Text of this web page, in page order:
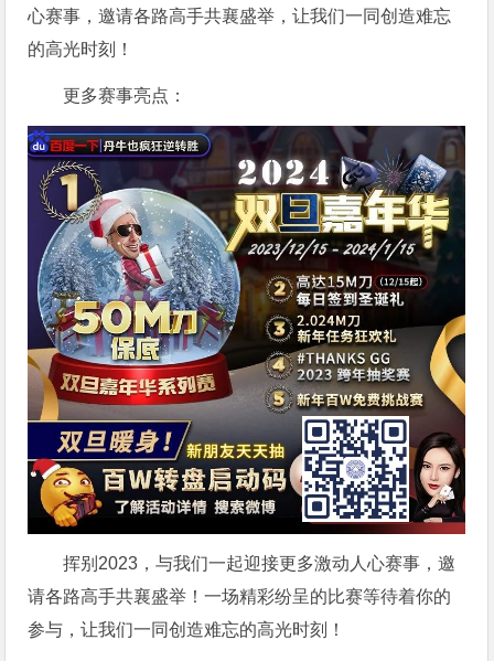
心赛事，邀请各路高手共襄盛举，让我们一同创造难忘
的高光时刻！
更多赛事亮点：
挥别2023，与我们一起迎接更多激动人心赛事，邀
请各路高手共襄盛举！一场精彩纷呈的比赛等待着你的
参与，让我们一同创造难忘的高光时刻！